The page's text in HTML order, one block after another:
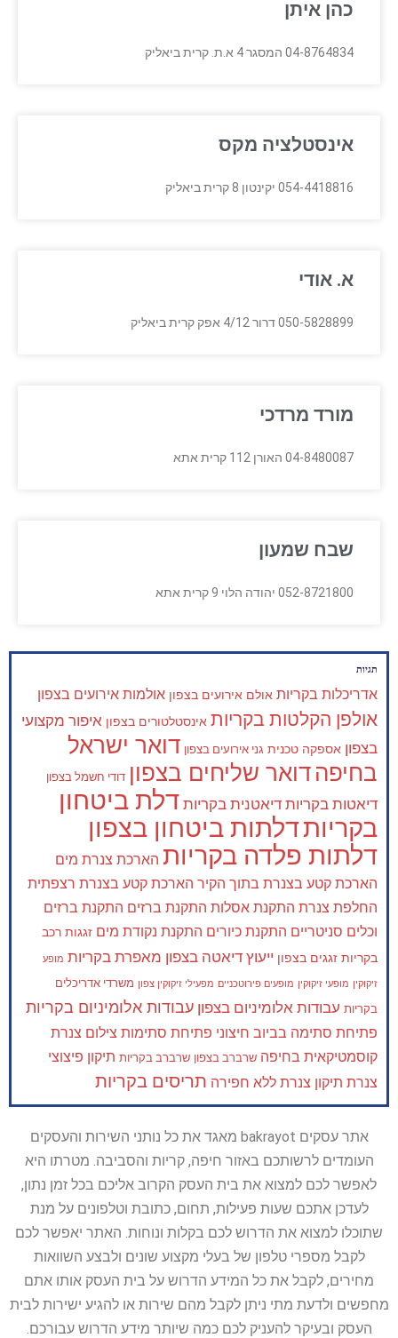
כהן איתן
04-8764834 המסגר 4 א.ת. קרית ביאליק
אינסטלציה מקס
054-4418816 יקינטון 8 קרית ביאליק
א. אודי
050-5828899 דרור 4/12 אפק קרית ביאליק
מורד מרדכי
04-8480087 האורן 112 קרית אתא
שבח שמעון
052-8721800 יהודה הלוי 9 קרית אתא
תגיות
אדריכלות בקריות אולם אירועים בצפון אולמות אירועים בצפון
אולפן הקלטות בקריות אינסטלטורים בצפון איפור מקצועי
בצפון אספקה טכנית גני אירועים בצפון דואר ישראל
בחיפה דואר שליחים בצפון דודי חשמל בצפון
דיאטות בקריות דיאטנית בקריות דלת ביטחון
בקריותדלתות ביטחון בצפון
דלתות פלדה בקריות הארכת צנרת מים
הארכת קטע בצנרת בתוך הקיר הארכת קטע בצנרת רצפתית
החלפת צנרת התקנת אסלות התקנת ברזים התקנת ברזים
וכלים סניטריים התקנת כיורים התקנת נקודת מים זגגות רכב
בקריות זגגים בצפון ייעוץ דיאטה בצפון מאפרת בקריות מופע
זיקוקין מופעי זיקוקין מופעים פירוטכניים מפעילי זיקוקין צפון משרדי אדריכלים
בקריות עבודות אלומיניום בצפון עבודות אלומיניום בקריות
פתיחת סתימה בביוב חיצוני פתיחת סתימות צילום צנרת
קוסמטיקאית בחיפה שרברב בצפון שרברב בקריות תיקון פיצוצי
צנרת תיקון צנרת ללא חפירה תריסים בקריות
אתר עסקים bakrayot מאגד את כל נותני השירות והעסקים
העומדים לרשותכם באזור חיפה, קריות והסביבה. מטרתו היא
לאפשר לכם למצוא את בית העסק הקרוב אליכם בכל זמן נתון,
לעדכן אתכם שעות פעילות, תחום, כתובת וטלפונים על מנת
שתוכלו למצוא את הדרוש לכם בקלות ונוחות. האתר יאפשר לכם
לקבל מספרי טלפון של בעלי מקצוע שונים ולבצע השוואות
מחירים, לקבל את כל המידע הדרוש על בית העסק אותו אתם
מחפשים ולדעת מתי ניתן לקבל מהם שירות או להגיע ישירות לבית
העסק ובעיקר להעניק לכם כמה שיותר מידע הדרוש עבורכם.